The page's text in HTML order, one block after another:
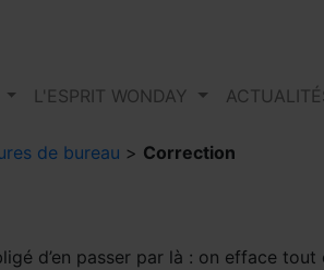
L'ESPRIT WONDAY
de bureau > Correction
d’en passer par là : on efface tout